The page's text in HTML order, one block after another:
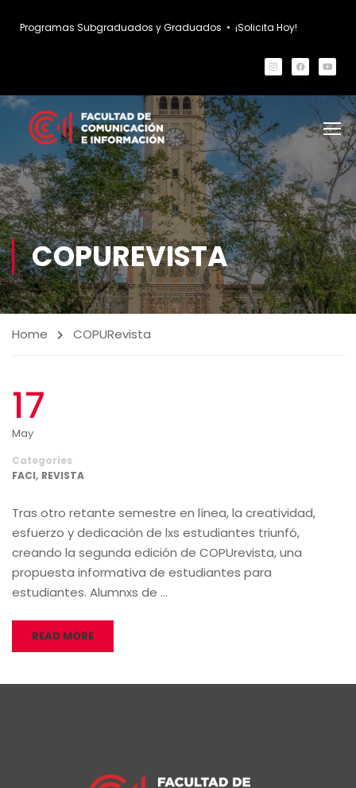
Programas Subgraduados y Graduados • ¡Solicita Hoy!
COPUREVISTA
Home COPURevista
17
May
Categories
FACI, REVISTA
Tras otro retante semestre en línea, la creatividad,
esfuerzo y dedicación de lxs estudiantes triunfó,
creando la segunda edición de COPUrevista, una
propuesta informativa de estudiantes para
estudiantes. Alumnxs de …
READ MORE